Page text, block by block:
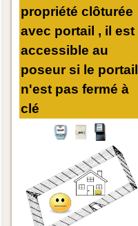
propriété clôturée
avec portail , il est
accessible au
poseur si le portail
n'est pas fermé à
clé